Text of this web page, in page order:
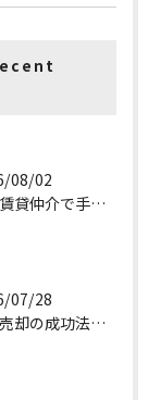
08/02
空家の賃貸仲介で手数料と上限を徹底解説し200万円物件の注意点も紹介
07/28
空き家売却の成功法と注意点